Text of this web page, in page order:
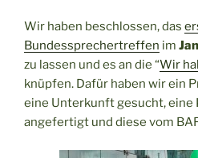
Wir haben beschlossen, das
Bundessprechertreffen im
zu lassen und es an die “Wir
knüpfen. Dafür haben wir ein
eine Unterkunft gesucht,
angefertigt und diese vom